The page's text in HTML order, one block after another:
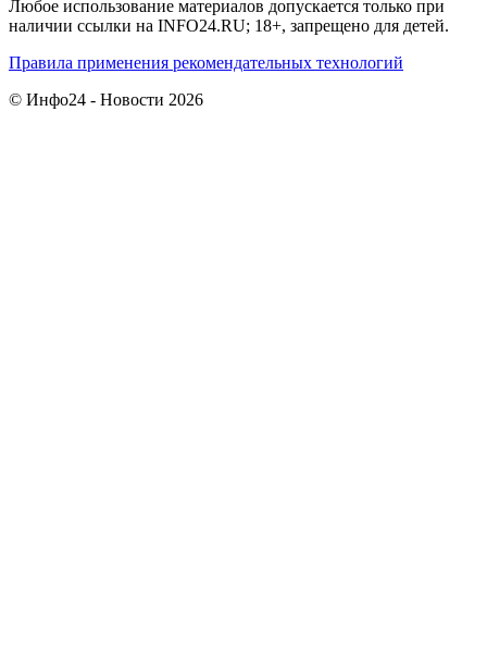
Любое использование материалов допускается только при
наличии ссылки на INFO24.RU; 18+, запрещено для детей.
Правила применения рекомендательных технологий
© Инфо24 - Новости 2026